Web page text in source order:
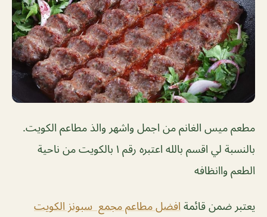
مطعم ميس الغانم من اجمل واشهر والذ مطاعم الكويت.
بالنسبة لي اقسم بالله اعتبره رقم ١ بالكويت من ناحية
الطعم واانظافه
يعتبر ضمن قائمة افضل مطاعم مجمع سبونز الكويت